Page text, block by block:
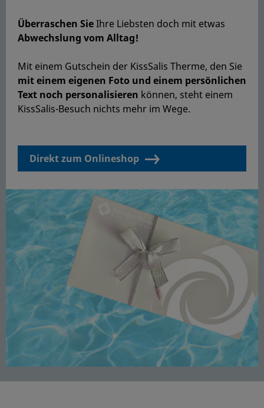
Überraschen SieIhre Liebsten doch mit etwas
Abwechslung vom Alltag!
Mit einem Gutschein der KissSalis Therme, den Sie
mit einem eigenen Foto und einem persönlichen
Text noch personalisieren können, steht einem
KissSalis-Besuch nichts mehr im Wege.
Direkt zum Onlineshop